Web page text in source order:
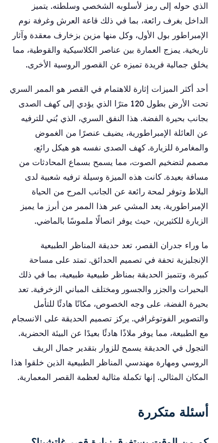
الذي حوله إلى رمز لأسلوبه الشخصي وسلطته. يتميز
الداخل بغرف رائعة، بما في ذلك قاعة العرش وغرفة نوم
الإمبراطور بول الأول، وكل منها مزين بزخارف معقدة وآثار
تاريخية. يمزج العمارة بين عناصر الكلاسيكية والقوطية، مما
يخلق جمالية فريدة تميزه عن القصور الروسية الأخرى.
أحد أكثر الميزات إثارة للاهتمام في القصر هو الممر السري
تحت الأرض بطول 120 مترًا الذي يؤدي إلى كهف الصدى
بجانب بحيرة الفضة. هذا النفق السري، الذي بُني للترفيه
عن العائلة الإمبراطورية، يضيف عنصرًا من الغموض
والمغامرة للزيارة. كهف الصدى نفسه هو هيكل رائع،
مصمم لتضخيم الصوت، مما يسمح بسماع المحادثات من
مسافة بعيدة. كانت هذه الميزة وسيلة ترفيه شعبية لدى
البلاط وتوفر لمحة رائعة عن الجانب المرح من الحياة
الإمبراطورية. يعد المشي عبر هذا الممر من أبرز ما يميز
الزيارة للكثيرين، حيث يوفر اتصالًا ملموسًا بالماضي.
ما وراء جدران القصر، تعد حديقة المناظر الطبيعية
الإنجليزية تحفة في تصميم الحدائق. تمتد على مساحة
كبيرة، وتتميز الحديقة بمناظر طبيعية طبيعية، بما في ذلك
البحيرات والجزر والجسور ومختلف المباني الزخرفية. تعد
بحيرة الفضة، على وجه الخصوص، مكانًا هادئًا للتأمل
والتصوير الفوتوغرافي. يركز تصميم الحديقة على الانسجام
مع الطبيعة، مما يوفر ملاذًا هادئًا بعيدًا عن البيئة الحضرية.
التجول في الحديقة يسمح للزوار بتقدير جمال الريف
الروسي ومهارة مهندسي المناظر الطبيعية الذين خلقوا هذا
المكان المثالي. إنها تكملة مثالية لعظمة القصر المعمارية.
أسئلة متكررة